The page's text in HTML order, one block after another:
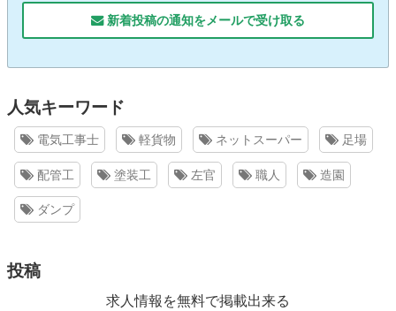
新着投稿の通知をメールで受け取る
人気キーワード
電気工事士 軽貨物 ネットスーパー 足場
配管工 塗装工 左官 職人 造園
ダンプ
投稿
求人情報を無料で掲載出来る